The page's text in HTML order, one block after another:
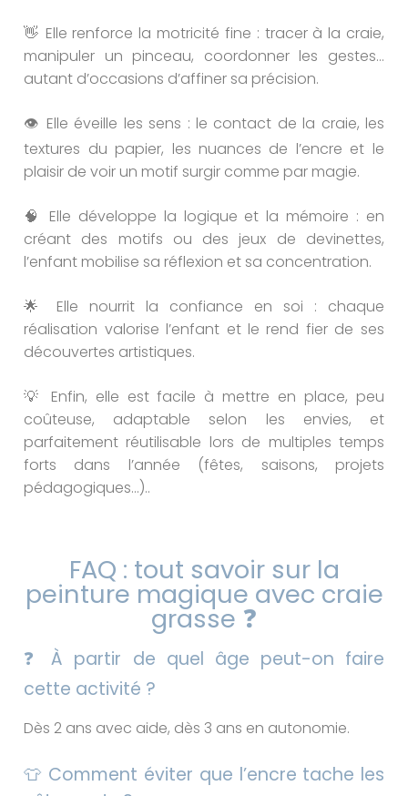
👋 Elle renforce la motricité fine : tracer à la craie,
manipuler un pinceau, coordonner les gestes…
autant d’occasions d’affiner sa précision.
👁️ Elle éveille les sens : le contact de la craie, les
textures du papier, les nuances de l’encre et le
plaisir de voir un motif surgir comme par magie.
🧠 Elle développe la logique et la mémoire : en
créant des motifs ou des jeux de devinettes,
l’enfant mobilise sa réflexion et sa concentration.
🌟 Elle nourrit la confiance en soi : chaque
réalisation valorise l’enfant et le rend fier de ses
découvertes artistiques.
💡 Enfin, elle est facile à mettre en place, peu
coûteuse, adaptable selon les envies, et
parfaitement réutilisable lors de multiples temps
forts dans l’année (fêtes, saisons, projets
pédagogiques…)..
FAQ : tout savoir sur la
peinture magique avec craie
grasse ❓
❓ À partir de quel âge peut-on faire
cette activité ?
Dès 2 ans avec aide, dès 3 ans en autonomie.
👕 Comment éviter que l’encre tache les